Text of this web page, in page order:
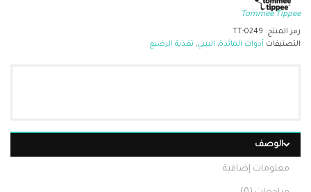
Tommee Tippee
رمز المنتج: TT-0249
التصنيفات أدوات المائدة, البيبي, تغذية الرضيع
الوصف
معلومات إضافية